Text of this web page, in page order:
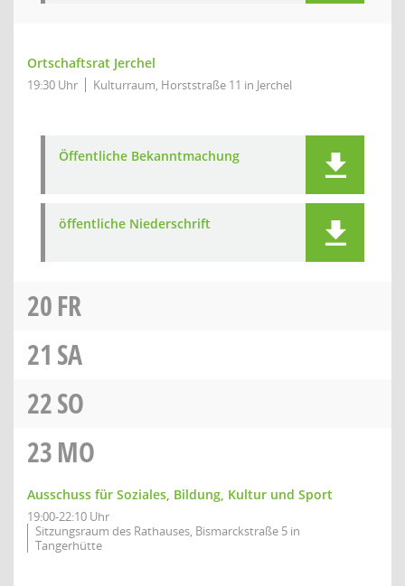
Ortschaftsrat Jerchel
19:30 Uhr Kulturraum, Horststraße 11 in Jerchel
Öffentliche Bekanntmachung
öffentliche Niederschrift
20FR
21 SA
22SO
23MO
Ausschuss für Soziales, Bildung, Kultur und Sport
19:00-22:10 Uhr
Sitzungsraum des Rathauses, Bismarckstraße 5 in
Tangerhütte